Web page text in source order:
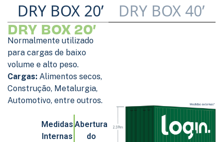
DRY BOX 20’ DRY BOX 40’
DRY BOX 20’
Normalmente utilizado
para cargas de baixo
volume e alto peso.
Cargas: Alimentos secos,
Construção, Metalurgia,
Automotivo, entre outros.
Medidas
Internas
Abertura
do